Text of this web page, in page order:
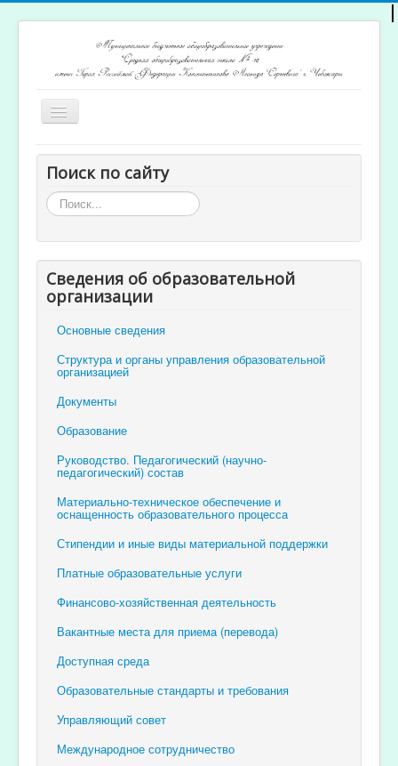
Включить/
выключить
Главная
Открытость и доступность образования
Ученикам и родителям
Учителям
Электронный журнал
Поиск по сайту
Искать...
Сведения об образовательной
организации
Основные сведения
Структура и органы управления образовательной
организацией
Документы
Образование
Руководство. Педагогический (научно-
педагогический) состав
Материально-техническое обеспечение и
оснащенность образовательного процесса
Стипендии и иные виды материальной поддержки
Платные образовательные услуги
Финансово-хозяйственная деятельность
Вакантные места для приема (перевода)
Доступная среда
Образовательные стандарты и требования
Управляющий совет
Международное сотрудничество